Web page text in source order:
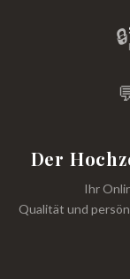
🔒
Der
Ihr
Qualität und